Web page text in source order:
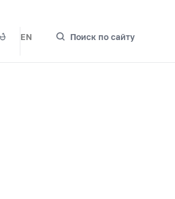
EN Поиск по сайту